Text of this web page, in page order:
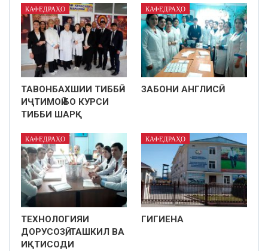
КАФЕДРАҲО
ТАВОНБАХШИИ ТИББӢ–
ИҶТИМОӢ БО КУРСИ
ТИББИ ШАРҚ
КАФЕДРАҲО
ЗАБОНИ АНГЛИСӢ
КАФЕДРАҲО
ТЕХНОЛОГИЯИ
ДОРУСОЗӢ, ТАШКИЛ ВА
ИҚТИСОДИ
КАФЕДРАҲО
ГИГИЕНА